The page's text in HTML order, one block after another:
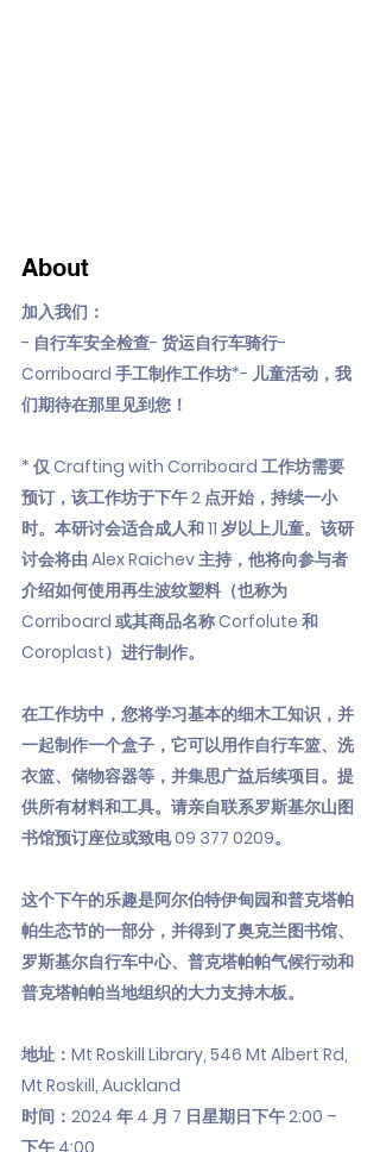
About
加入我们：
- 自行车安全检查- 货运自行车骑行-
Corriboard 手工制作工作坊*- 儿童活动，我
们期待在那里见到您！
* 仅 Crafting with Corriboard 工作坊需要
预订，该工作坊于下午 2 点开始，持续一小
时。本研讨会适合成人和 11 岁以上儿童。该研
讨会将由 Alex Raichev 主持，他将向参与者
介绍如何使用再生波纹塑料（也称为
Corriboard 或其商品名称 Corfolute 和
Coroplast）进行制作。
在工作坊中，您将学习基本的细木工知识，并
一起制作一个盒子，它可以用作自行车篮、洗
衣篮、储物容器等，并集思广益后续项目。提
供所有材料和工具。请亲自联系罗斯基尔山图
书馆预订座位或致电09 377 0209。
这个下午的乐趣是阿尔伯特伊甸园和普克塔帕
帕生态节的一部分，并得到了奥克兰图书馆、
罗斯基尔自行车中心、普克塔帕帕气候行动和
普克塔帕帕当地组织的大力支持木板。
地址：Mt Roskill Library, 546 Mt Albert Rd,
Mt Roskill, Auckland
时间：2024 年 4 月 7 日星期日下午 2:00 –
下午 4:00